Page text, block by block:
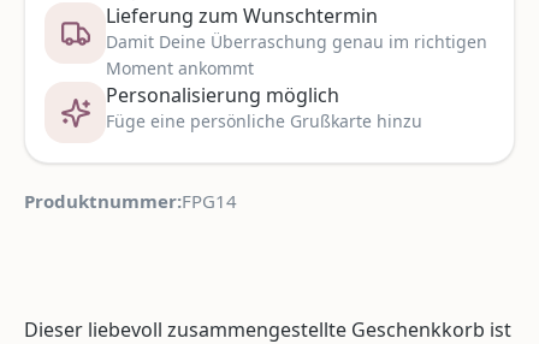
Lieferung zum Wunschtermin
Damit Deine Überraschung genau im richtigen
Moment ankommt
Personalisierung möglich
Füge eine persönliche Grußkarte hinzu
Produktnummer:FPG14
Dieser liebevoll zusammengestellte Geschenkkorb ist